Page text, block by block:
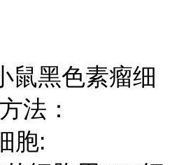
鼠黑色素瘤细
法：
胞: